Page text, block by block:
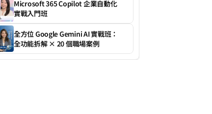
Microsoft 365 Copilot 企業自動化
實戰入門班
全方位 Google Gemini AI 實戰班：
全功能拆解 × 20 個職場案例